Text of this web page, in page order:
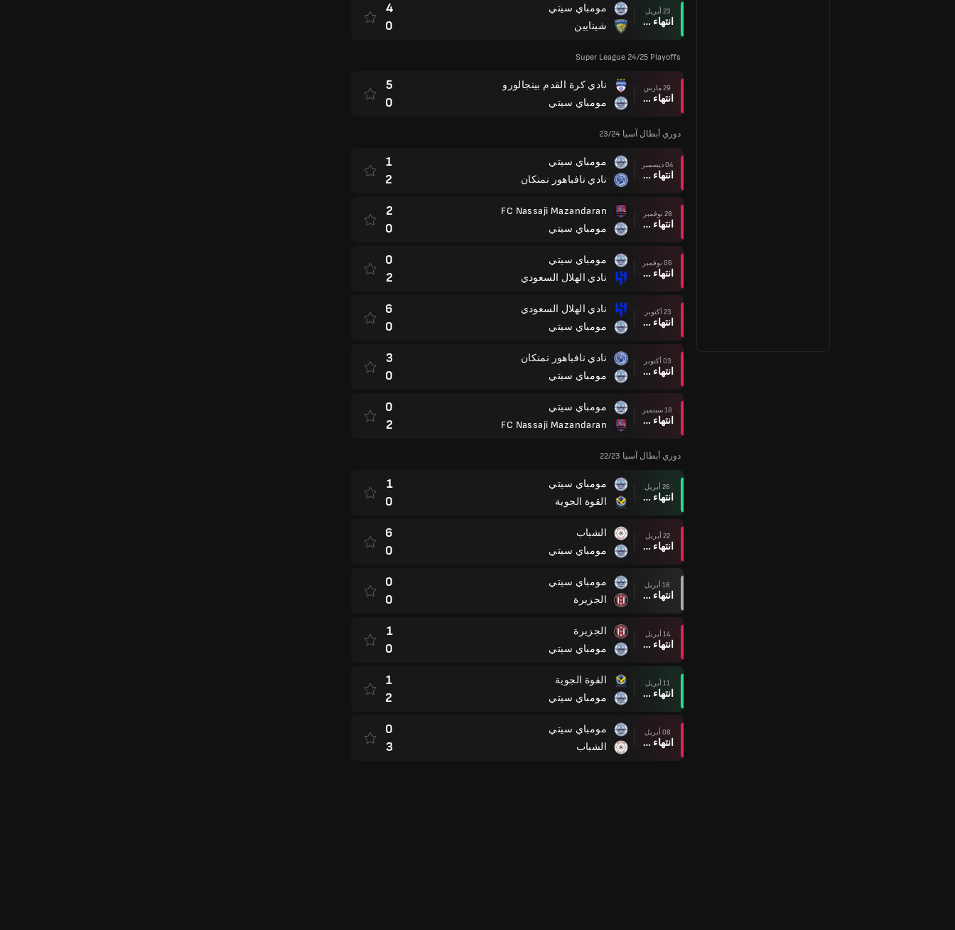
23 أبريل
انتهاء وقت المباراة
مومباي سيتي
شينايين
4
0
Super League 24/25 Playoffs
29 مارس
انتهاء وقت المباراة
نادي كرة القدم بينجالورو
مومباي سيتي
5
0
دوري أبطال آسيا 23/24
04 ديسمبر
انتهاء وقت المباراة
مومباي سيتي
نادي نافباهور نمنكان
1
2
28 نوفمبر
انتهاء وقت المباراة
FC Nassaji Mazandaran
مومباي سيتي
2
0
06 نوفمبر
انتهاء وقت المباراة
مومباي سيتي
نادي الهلال السعودي
0
2
23 أكتوبر
انتهاء وقت المباراة
نادي الهلال السعودي
مومباي سيتي
6
0
03 أكتوبر
انتهاء وقت المباراة
نادي نافباهور نمنكان
مومباي سيتي
3
0
18 سبتمبر
انتهاء وقت المباراة
مومباي سيتي
FC Nassaji Mazandaran
0
2
دوري أبطال آسيا 22/23
26 أبريل
انتهاء وقت المباراة
مومباي سيتي
القوة الجوية
1
0
22 أبريل
انتهاء وقت المباراة
الشباب
مومباي سيتي
6
0
18 أبريل
انتهاء وقت المباراة
مومباي سيتي
الجزيرة
0
0
14 أبريل
انتهاء وقت المباراة
الجزيرة
مومباي سيتي
1
0
11 أبريل
انتهاء وقت المباراة
القوة الجوية
مومباي سيتي
1
2
08 أبريل
انتهاء وقت المباراة
مومباي سيتي
الشباب
0
3